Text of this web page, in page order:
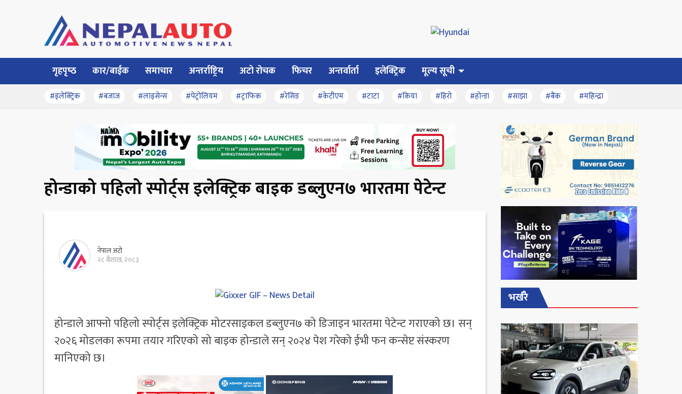
गृहपृष्‍ठ कार/बाईक समाचार अन्तर्राष्ट्रिय अटो रोचक फिचर अन्तर्वार्ता इलेक्ट्रिक मूल्य सूची
#इलेक्ट्रिक #बजाज #लाइसेन्स #पेट्रोलियम #ट्राफिक #रेसिङ #केटीएम #टाटा #किया #हिरो #होन्डा #साझा #बैंक #महिन्द्रा
होन्डाको पहिलो स्पोर्ट्स इलेक्ट्रिक बाइक डब्लुएन७ भारतमा पेटेन्ट
नेपाल अटो
२८ बैशाख, २०८३
होन्डाले आफ्नो पहिलो स्पोर्ट्स इलेक्ट्रिक मोटरसाइकल डब्लुएन७ को डिजाइन भारतमा पेटेन्ट गराएको छ। सन्
२०२६ मोडलका रूपमा तयार गरिएको सो बाइक होन्डाले सन् २०२४ पेश गरेको ईभी फन कन्सेप्ट संस्करण
मानिएको छ।
भर्खरै